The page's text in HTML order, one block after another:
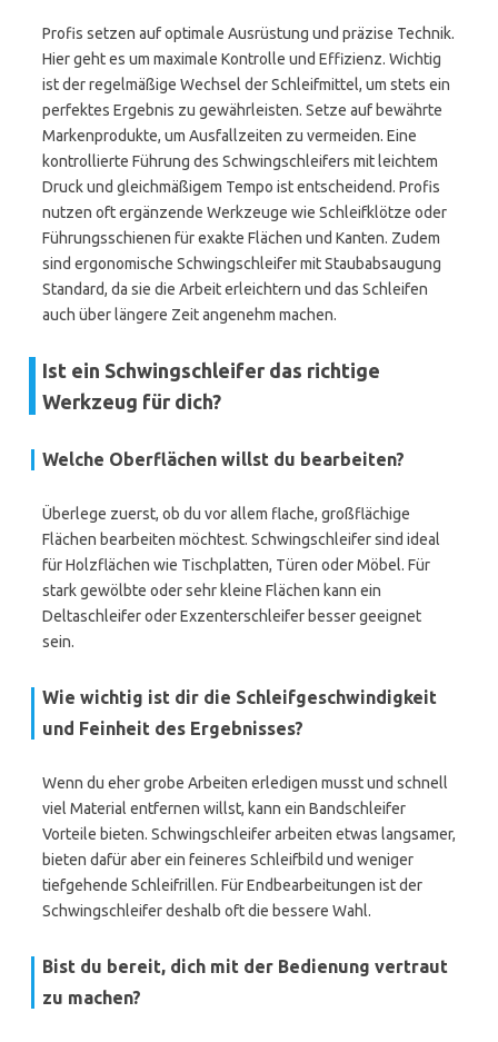
Profis setzen auf optimale Ausrüstung und präzise Technik.
Hier geht es um maximale Kontrolle und Effizienz. Wichtig
ist der regelmäßige Wechsel der Schleifmittel, um stets ein
perfektes Ergebnis zu gewährleisten. Setze auf bewährte
Markenprodukte, um Ausfallzeiten zu vermeiden. Eine
kontrollierte Führung des Schwingschleifers mit leichtem
Druck und gleichmäßigem Tempo ist entscheidend. Profis
nutzen oft ergänzende Werkzeuge wie Schleifklötze oder
Führungsschienen für exakte Flächen und Kanten. Zudem
sind ergonomische Schwingschleifer mit Staubabsaugung
Standard, da sie die Arbeit erleichtern und das Schleifen
auch über längere Zeit angenehm machen.
Ist ein Schwingschleifer das richtige
Werkzeug für dich?
Welche Oberflächen willst du bearbeiten?
Überlege zuerst, ob du vor allem flache, großflächige
Flächen bearbeiten möchtest. Schwingschleifer sind ideal
für Holzflächen wie Tischplatten, Türen oder Möbel. Für
stark gewölbte oder sehr kleine Flächen kann ein
Deltaschleifer oder Exzenterschleifer besser geeignet
sein.
Wie wichtig ist dir die Schleifgeschwindigkeit
und Feinheit des Ergebnisses?
Wenn du eher grobe Arbeiten erledigen musst und schnell
viel Material entfernen willst, kann ein Bandschleifer
Vorteile bieten. Schwingschleifer arbeiten etwas langsamer,
bieten dafür aber ein feineres Schleifbild und weniger
tiefgehende Schleifrillen. Für Endbearbeitungen ist der
Schwingschleifer deshalb oft die bessere Wahl.
Bist du bereit, dich mit der Bedienung vertraut
zu machen?